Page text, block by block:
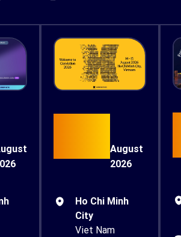
August
2026
Ho Chi Minh
City
Viet Nam